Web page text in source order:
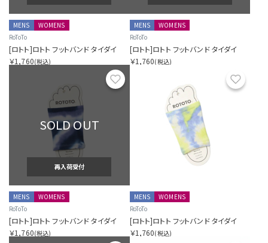
MENS
WOMENS
RoToTo
[ロトト]ロトト フットバンド タイダイ
￥1,760(税込)
MENS
WOMENS
RoToTo
[ロトト]ロトト フットバンド タイダイ
￥1,760(税込)
お気に入り
SOLD OUT
再入荷受付
MENS
WOMENS
RoToTo
[ロトト]ロトト フットバンド タイダイ
￥1,760(税込)
MENS
WOMENS
RoToTo
[ロトト]ロトト フットバンド タイダイ
￥1,760(税込)